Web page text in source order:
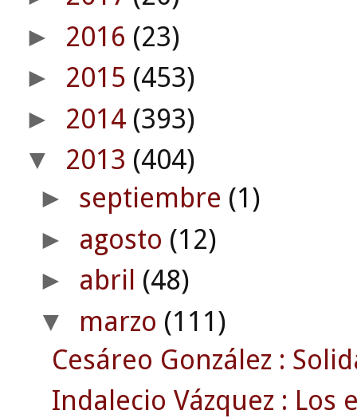
► 2016 (23)
► 2015 (453)
► 2014 (393)
▼ 2013 (404)
► septiembre (1)
► agosto (12)
► abril (48)
▼ marzo (111)
Cesáreo González :
Indalecio Vázquez : Los